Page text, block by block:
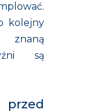
kolejny
znaną
są
przed